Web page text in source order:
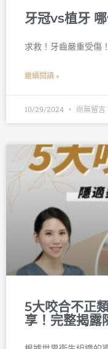
牙冠vs植牙
求救！牙齒嚴重受傷
繼續閱讀 »
10/29/2024 尚無留言
5大咬合不正
享！完整揭露